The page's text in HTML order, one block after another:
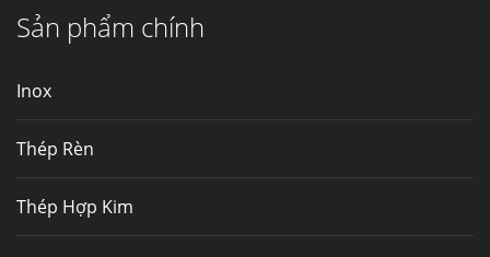
Hợp kim N06625 là hợp kim chịu
Sản phẩm chính
Inox
Thép Rèn
Thép Hợp Kim